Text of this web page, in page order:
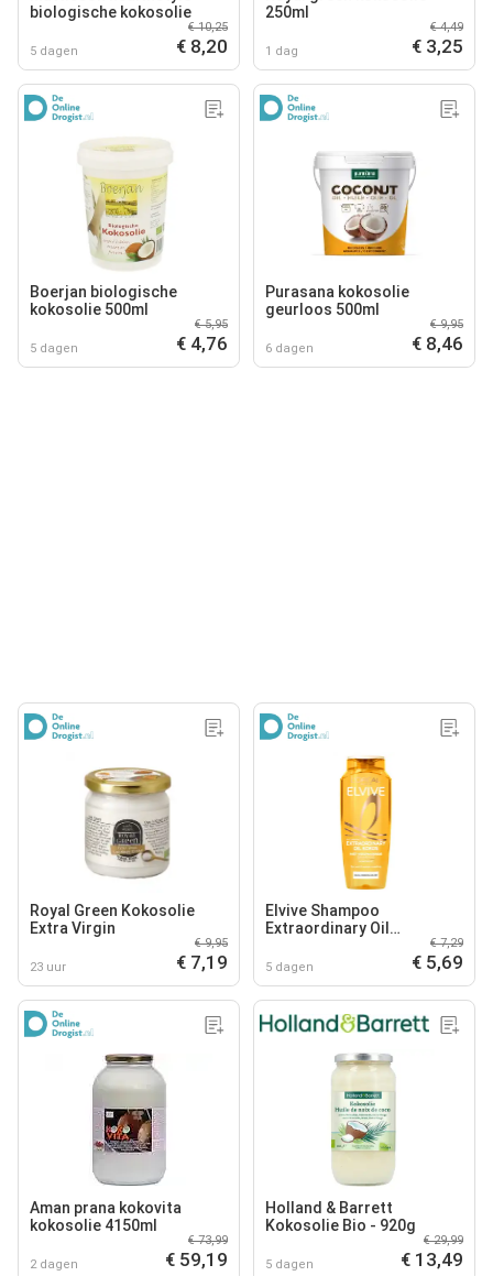
biologische kokosolie
5 dagen
€ 10,25
€ 8,20
250ml
1 dag
€ 4,49
€ 3,25
Boerjan biologische
kokosolie 500ml
5 dagen
€ 5,95
€ 4,76
Purasana kokosolie
geurloos 500ml
6 dagen
€ 9,95
€ 8,46
Royal Green Kokosolie
Extra Virgin
23 uur
€ 9,95
€ 7,19
Elvive Shampoo
Extraordinary Oil
5 dagen
€ 7,29
€ 5,69
Aman prana kokovita
kokosolie 4150ml
2 dagen
€ 73,99
€ 59,19
Holland & Barrett
Kokosolie Bio - 920g
5 dagen
€ 29,99
€ 13,49